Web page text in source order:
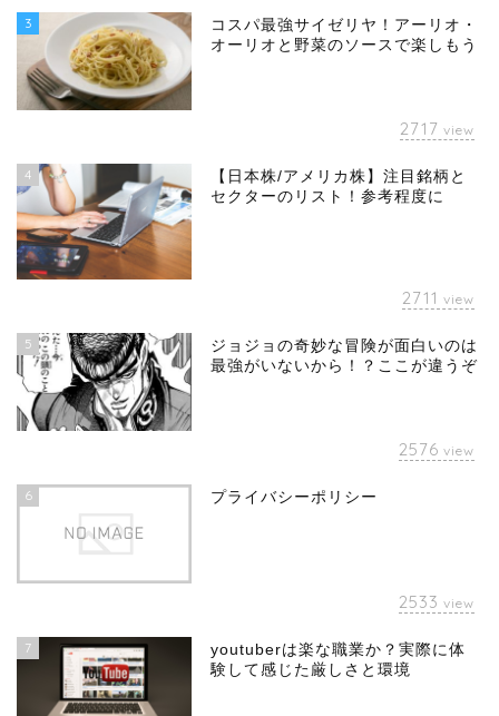
3
コスパ最強サイゼリヤ！アーリオ・
オーリオと野菜のソースで楽しもう
2717 view
4
【日本株/アメリカ株】注目銘柄と
セクターのリスト！参考程度に
2711 view
5
ジョジョの奇妙な冒険が面白いのは
最強がいないから！？ここが違うぞ
2576 view
6 プライバシーポリシー
2533 view
7
youtuberは楽な職業か？実際に体
験して感じた厳しさと環境